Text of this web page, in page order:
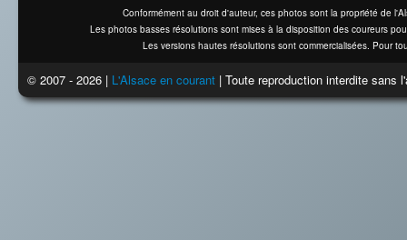
Conformément au droit d'auteur, ces photos sont la propriété de
Les photos basses résolutions sont mises à la disposition des coureurs
Les versions hautes résolutions sont commercialisées. Pour
© 2007 - 2026 | L'Alsace en courant | Toute reproduction interdite sans